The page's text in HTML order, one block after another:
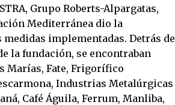
Grupo Roberts-Alpargatas,
Mediterránea dio la
implementadas. Detrás de
la fundación, se encontraban
Marías, Fate, Frigorífico
Industrias Metalúrgicas
Café Águila, Ferrum, Manliba,